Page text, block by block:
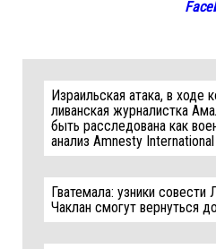
Израильская атака, в ходе
ливанская журналистка
быть расследована как
анализ Amnesty International
Гватемала: узники совести
Чаклан смогут вернуться